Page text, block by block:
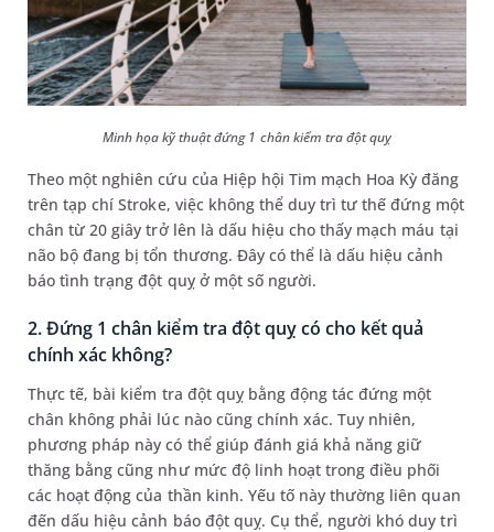
Minh họa kỹ thuật đứng 1 chân kiểm tra đột quỵ
Theo một nghiên cứu của Hiệp hội Tim mạch Hoa Kỳ đăng
trên tạp chí Stroke, việc không thể duy trì tư thế đứng một
chân từ 20 giây trở lên là dấu hiệu cho thấy mạch máu tại
não bộ đang bị tổn thương. Đây có thể là dấu hiệu cảnh
báo tình trạng đột quỵ ở một số người.
2. Đứng 1 chân kiểm tra đột quỵ có cho kết quả
chính xác không?
Thực tế, bài kiểm tra đột quỵ bằng động tác đứng một
chân không phải lúc nào cũng chính xác. Tuy nhiên,
phương pháp này có thể giúp đánh giá khả năng giữ
thăng bằng cũng như mức độ linh hoạt trong điều phối
các hoạt động của thần kinh. Yếu tố này thường liên quan
đến dấu hiệu cảnh báo đột quỵ. Cụ thể, người khó duy trì